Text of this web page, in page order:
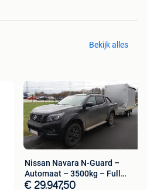
Bekijk alles
Nissan Navara N-Guard –
Automaat – 3500kg – Full
option
€ 29.947,50